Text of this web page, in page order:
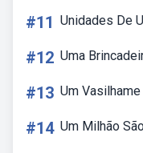
#11 Unidades De
#12 Uma
#13 Um
#14 Um Milhão